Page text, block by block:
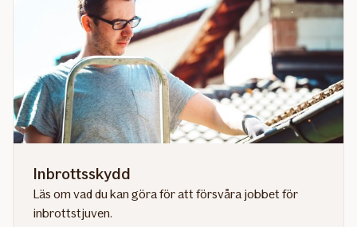
Inbrottsskydd
Läs om vad du kan göra för att försvåra jobbet för
inbrottstjuven.